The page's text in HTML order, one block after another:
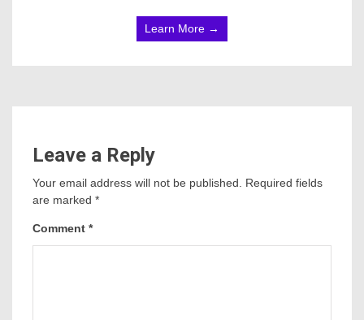
Learn More →
Leave a Reply
Your email address will not be published.
Required fields
are marked *
Comment *